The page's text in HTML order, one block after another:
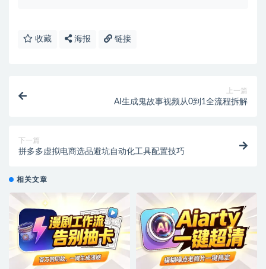
收藏 海报 链接
上一篇
AI生成鬼故事视频从0到1全流程拆解
下一篇
拼多多虚拟电商选品避坑自动化工具配置技巧
相关文章